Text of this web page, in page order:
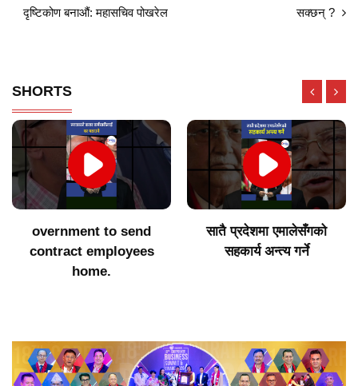
दृष्टिकोण बनाऔं: महासचिव पोखरेल
सक्छन् ?
SHORTS
overnment to send
contract employees
home.
सातै प्रदेशमा एमालेसँगको
सहकार्य अन्त्य गर्ने